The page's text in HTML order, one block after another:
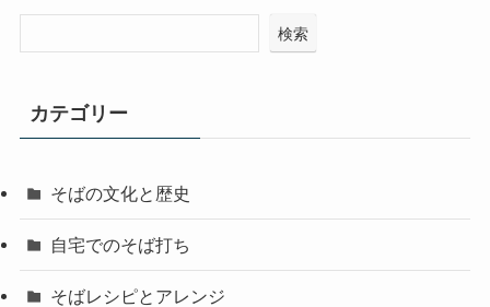
検索
カテゴリー
そばの文化と歴史
自宅でのそば打ち
そばレシピとアレンジ